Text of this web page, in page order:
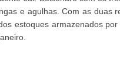
e agulhas. Com as duas
estoques armazenados